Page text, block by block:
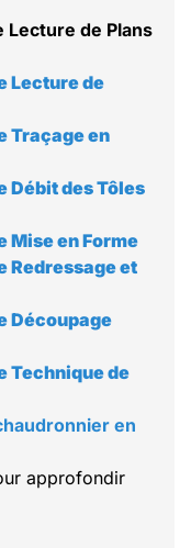
Lecture de Plans
Lecture de
Traçage en
Débit des Tôles
Mise en Forme
Redressage et
Découpage
Technique de
en
approfondir